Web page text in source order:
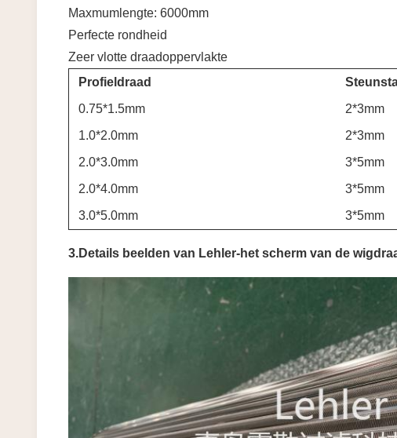
Maxmumlengte: 6000mm
Perfecte rondheid
Zeer vlotte draadoppervlakte
Profieldraad
0.75*1.5mm
2*3mm
1.0*2.0mm
2*3mm
2.0*3.0mm
3*5mm
2.0*4.0mm
3*5mm
3.0*5.0mm
3*5mm
3.Details beelden van Lehler-het scherm van de